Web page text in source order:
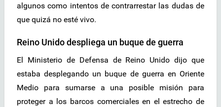
algunos como intentos de contrarrestar las dudas de
que quizá no esté vivo.
Reino Unido despliega un buque de guerra
El Ministerio de Defensa de Reino Unido dijo que
estaba desplegando un buque de guerra en Oriente
Medio para sumarse a una posible misión para
proteger a los barcos comerciales en el estrecho de